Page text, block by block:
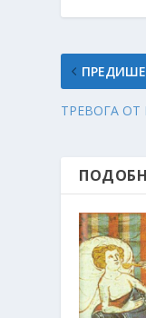
ТРЕВОГА